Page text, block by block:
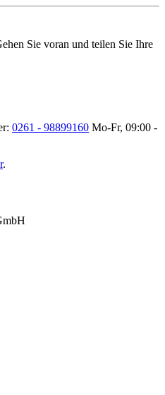
Sie voran und teilen Sie Ihre
0261 - 98899160 Mo-Fr, 09:00 -
.